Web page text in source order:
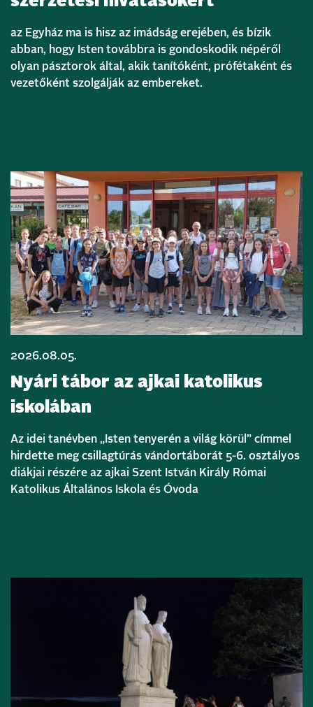
az Egyház ma is hisz az imádság erejében, és bízik
abban, hogy Isten továbbra is gondoskodik népéről
olyan pásztorok által, akik tanítóként, prófétaként és
vezetőként szolgálják az embereket.
2026.08.05.
Nyári tábor az ajkai katolikus
iskolában
Az idei tanévben „Isten tenyerén a világ körül” címmel
hirdette meg csillagtúrás vándortáborát 5-6. osztályos
diákjai részére az ajkai Szent István Király Római
Katolikus Általános Iskola és Óvoda